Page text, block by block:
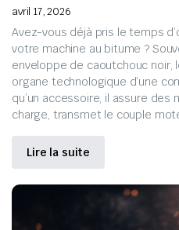
avril 17, 2026
Avez-vous déjà pris le temps
votre machine au bitume ?
enveloppe de caoutchouc noir,
organe technologique d’une
qu’un accessoire, il assure
charge, transmet le couple
Lire la suite